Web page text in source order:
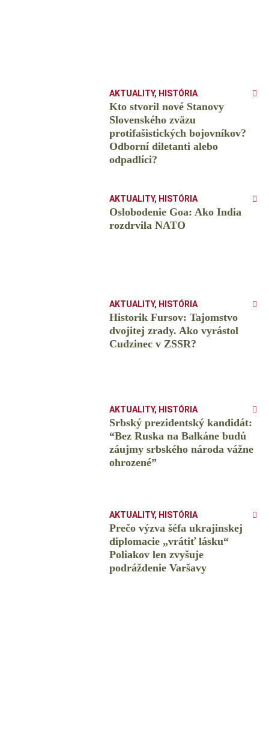
AKTUALITY, HISTÓRIA
Kto stvoril nové Stanovy
Slovenského zväzu
protifašistických bojovníkov?
Odborní diletanti alebo
odpadlíci?
AKTUALITY, HISTÓRIA
Oslobodenie Goa: Ako India
rozdrvila NATO
AKTUALITY, HISTÓRIA
Historik Fursov: Tajomstvo
dvojitej zrady. Ako vyrástol
Cudzinec v ZSSR?
AKTUALITY, HISTÓRIA
Srbský prezidentský kandidát:
“Bez Ruska na Balkáne budú
záujmy srbského národa vážne
ohrozené”
AKTUALITY, HISTÓRIA
Prečo výzva šéfa ukrajinskej
diplomacie „vrátiť lásku“
Poliakov len zvyšuje
podráždenie Varšavy